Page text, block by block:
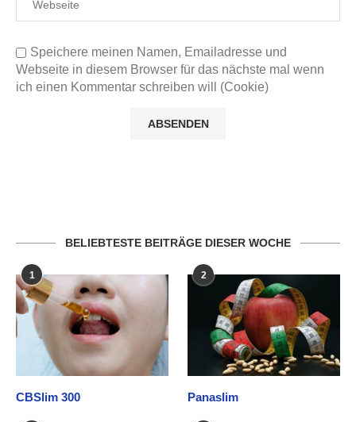
Speichere meinen Namen, Emailadresse und
Webseite in diesem Browser für das nächste mal wenn
ich einen Kommentar schreiben will (Cookie)
BELIEBTESTE BEITRÄGE DIESER WOCHE
1
CBSlim 300
2
Panaslim